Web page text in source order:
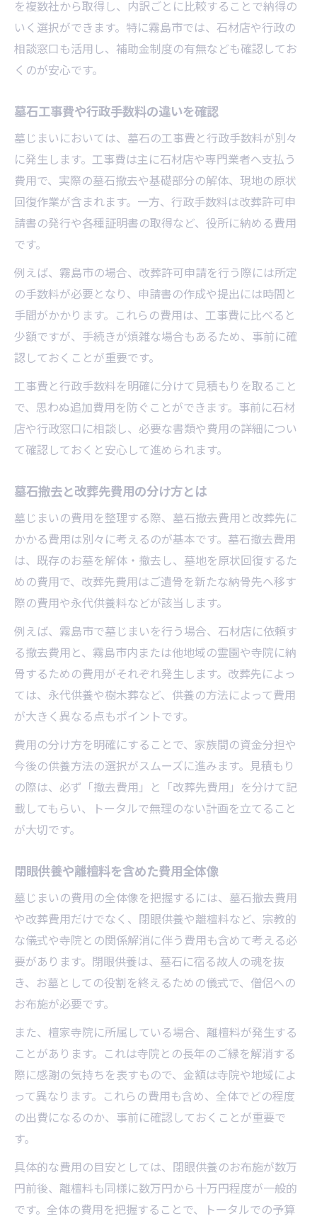
を複数社から取得し、内訳ごとに比較することで納得の
いく選択ができます。特に霧島市では、石材店や行政の
相談窓口も活用し、補助金制度の有無なども確認してお
くのが安心です。
墓石工事費や行政手数料の違いを確認
墓じまいにおいては、墓石の工事費と行政手数料が別々
に発生します。工事費は主に石材店や専門業者へ支払う
費用で、実際の墓石撤去や基礎部分の解体、現地の原状
回復作業が含まれます。一方、行政手数料は改葬許可申
請書の発行や各種証明書の取得など、役所に納める費用
です。
例えば、霧島市の場合、改葬許可申請を行う際には所定
の手数料が必要となり、申請書の作成や提出には時間と
手間がかかります。これらの費用は、工事費に比べると
少額ですが、手続きが煩雑な場合もあるため、事前に確
認しておくことが重要です。
工事費と行政手数料を明確に分けて見積もりを取ること
で、思わぬ追加費用を防ぐことができます。事前に石材
店や行政窓口に相談し、必要な書類や費用の詳細につい
て確認しておくと安心して進められます。
墓石撤去と改葬先費用の分け方とは
墓じまいの費用を整理する際、墓石撤去費用と改葬先に
かかる費用は別々に考えるのが基本です。墓石撤去費用
は、既存のお墓を解体・撤去し、墓地を原状回復するた
めの費用で、改葬先費用はご遺骨を新たな納骨先へ移す
際の費用や永代供養料などが該当します。
例えば、霧島市で墓じまいを行う場合、石材店に依頼す
る撤去費用と、霧島市内または他地域の霊園や寺院に納
骨するための費用がそれぞれ発生します。改葬先によっ
ては、永代供養や樹木葬など、供養の方法によって費用
が大きく異なる点もポイントです。
費用の分け方を明確にすることで、家族間の資金分担や
今後の供養方法の選択がスムーズに進みます。見積もり
の際は、必ず「撤去費用」と「改葬先費用」を分けて記
載してもらい、トータルで無理のない計画を立てること
が大切です。
閉眼供養や離檀料を含めた費用全体像
墓じまいの費用の全体像を把握するには、墓石撤去費用
や改葬費用だけでなく、閉眼供養や離檀料など、宗教的
な儀式や寺院との関係解消に伴う費用も含めて考える必
要があります。閉眼供養は、墓石に宿る故人の魂を抜
き、お墓としての役割を終えるための儀式で、僧侶への
お布施が必要です。
また、檀家寺院に所属している場合、離檀料が発生する
ことがあります。これは寺院との長年のご縁を解消する
際に感謝の気持ちを表すもので、金額は寺院や地域によ
って異なります。これらの費用も含め、全体でどの程度
の出費になるのか、事前に確認しておくことが重要で
す。
具体的な費用の目安としては、閉眼供養のお布施が数万
円前後、離檀料も同様に数万円から十万円程度が一般的
です。全体の費用を把握することで、トータルでの予算